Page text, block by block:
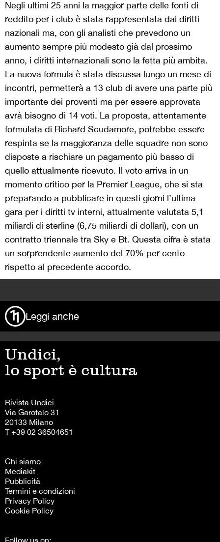
Negli ultimi 25 anni la maggior parte delle fonti di
reddito per i club è stata rappresentata dai diritti
nazionali ma, con gli analisti che prevedono un
aumento sempre più modesto già dal prossimo
anno, i diritti internazionali sono la fetta più ambita.
La nuova formula è stata discussa lungo un mese di
incontri, permetterà a 13 club di avere una parte più
importante dei proventi ma per essere approvata
avrà bisogno di 14 voti. La proposta, attentamente
formulata di Richard Scudamore, potrebbe essere
respinta se la maggioranza delle squadre non sono
disposte a rischiare un pagamento più basso di
quello attualmente ricevuto. Il voto arriva in un
momento critico per la Premier League, che si sta
preparando a pubblicare in questi giorni l’ultima
gara per i diritti tv interni, attualmente valutata 5,1
miliardi di sterline (6,75 miliardi di dollari), con un
contratto triennale tra Sky e Bt. Questa cifra è stata
un sorprendente aumento del 70% per cento
rispetto al precedente accordo.
Leggi anche
Undici,
lo sport è cultura
Rivista Undici
Via Garofalo 31
20133 Milano
T +39 02 36504651
Chi siamo
Mediakit
Pubblicità
Termini e condizioni
Privacy Policy
Cookie Policy